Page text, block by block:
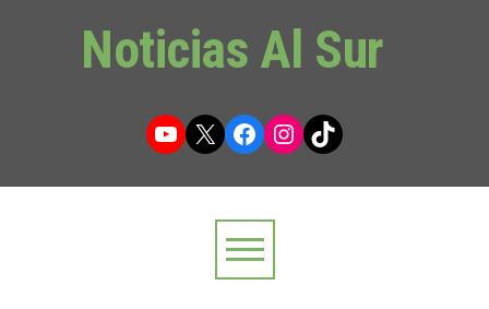
Noticias Al Sur
YouTube
X Facebook
Instagram
TikTok